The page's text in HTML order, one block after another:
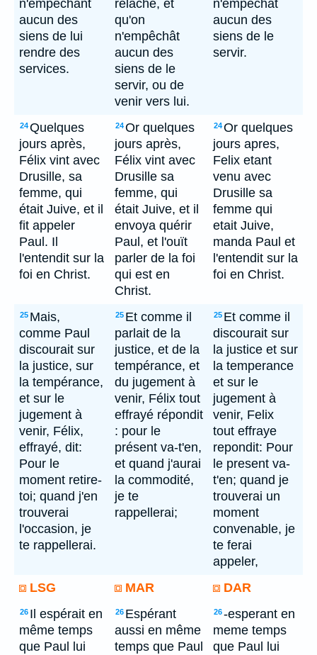
n'empêchant
aucun des
siens de lui
rendre des
services.
relâche, et
qu'on
n'empêchât
aucun des
siens de le
servir, ou de
venir vers lui.
n'empechat
aucun des
siens de le
servir.
24Quelques
jours après,
Félix vint avec
Drusille, sa
femme, qui
était Juive, et il
fit appeler
Paul. Il
l'entendit sur la
foi en Christ.
24Or quelques
jours après,
Félix vint avec
Drusille sa
femme, qui
était Juive, et il
envoya quérir
Paul, et l'ouït
parler de la foi
qui est en
Christ.
24Or quelques
jours apres,
Felix etant
venu avec
Drusille sa
femme qui
etait Juive,
manda Paul et
l'entendit sur la
foi en Christ.
25 Mais,
comme Paul
discourait sur
la justice, sur
la tempérance,
et sur le
jugement à
venir, Félix,
effrayé, dit:
Pour le
moment retire-
toi; quand j'en
trouverai
l'occasion, je
te rappellerai.
25 Et comme il
parlait de la
justice, et de la
tempérance, et
du jugement à
venir, Félix tout
effrayé répondit
: pour le
présent va-t'en,
et quand j'aurai
la commodité,
je te
rappellerai;
25 Et comme il
discourait sur
la justice et sur
la temperance
et sur le
jugement à
venir, Felix
tout effraye
repondit: Pour
le present va-
t'en; quand je
trouverai un
moment
convenable, je
te ferai
appeler,
LSG
MAR DAR
26 Il espérait en
même temps
que Paul lui
26 Espérant
aussi en même
temps que Paul
26-esperant en
meme temps
que Paul lui